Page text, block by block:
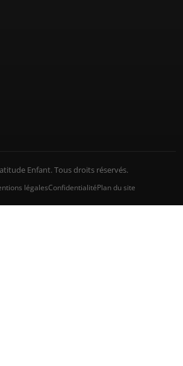
Enfant. Tous droits réservés.
légalesConfidentialitéPlan du site